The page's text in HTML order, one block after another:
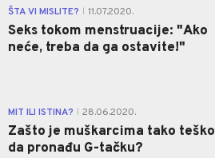
ŠTA VI MISLITE? 11.07.2020.
Seks tokom menstruacije: "Ako
neće, treba da ga ostavite!"
MIT ILI ISTINA? 28.06.2020.
Zašto je muškarcima tako teško
da pronađu G-tačku?